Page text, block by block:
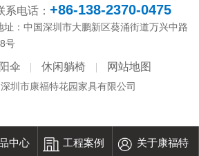
系电话：+86-138-2370-0475
址：中国深圳市大鹏新区葵涌街道万兴中路
号
伞 休闲躺椅 网站地图
圳市康福特花园家具有限公司
中心 工程案例 关于康福特